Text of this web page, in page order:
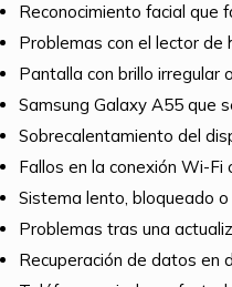
Reconocimiento facial que
Problemas con el lector de
Pantalla con brillo irregular
Samsung Galaxy A55 que
Sobrecalentamiento del
Fallos en la conexión Wi-Fi
Sistema lento, bloqueado
Problemas tras una
Recuperación de datos en